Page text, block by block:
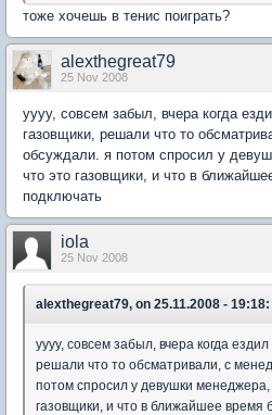
тоже хочешь в тенис поиграть?
alexthegreat79
25 Nov 2008
уууу, совсем забыл, вчера когда
газовщики, решали что то
обсуждали. я потом спросил у
что это газовщики, и что в
подключать
iola
25 Nov 2008
alexthegreat79, on 25.11.2008 - 19:18:
уууу, совсем забыл, вчера когда
решали что то обсматривали, с
потом спросил у девушки менеджера,
газовщики, и что в ближайшее время